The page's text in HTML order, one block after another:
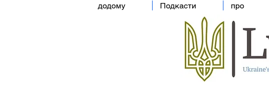
додому Подкасти про